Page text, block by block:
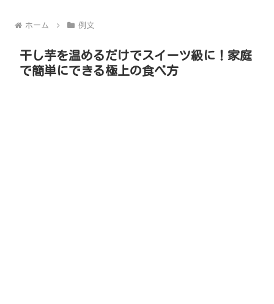
ホーム 例文
干し芋を温めるだけでスイーツ級に！家庭
で簡単にできる極上の食べ方